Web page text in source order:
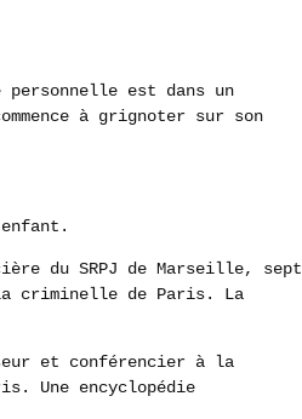
est dans un
à grignoter sur son
du SRPJ de Marseille, sept
criminelle de Paris. La
et conférencier à la
Une encyclopédie